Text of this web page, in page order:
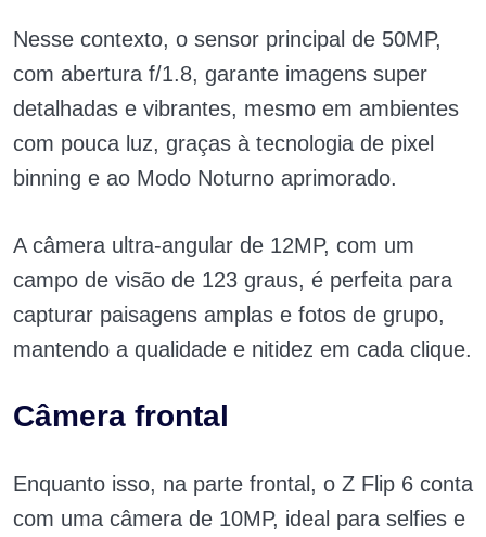
Nesse contexto, o sensor principal de 50MP,
com abertura f/1.8, garante imagens super
detalhadas e vibrantes, mesmo em ambientes
com pouca luz, graças à tecnologia de pixel
binning e ao Modo Noturno aprimorado.
A câmera ultra-angular de 12MP, com um
campo de visão de 123 graus, é perfeita para
capturar paisagens amplas e fotos de grupo,
mantendo a qualidade e nitidez em cada clique.
Câmera frontal
Enquanto isso, na parte frontal, o Z Flip 6 conta
com uma câmera de 10MP, ideal para selfies e